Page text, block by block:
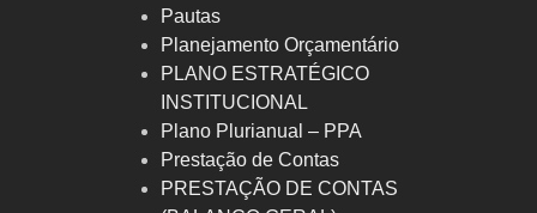
Pautas
Planejamento Orçamentário
PLANO ESTRATÉGICO
INSTITUCIONAL
Plano Plurianual – PPA
Prestação de Contas
PRESTAÇÃO DE CONTAS